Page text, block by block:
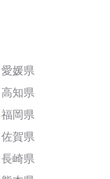
愛媛県
高知県
福岡県
佐賀県
長崎県